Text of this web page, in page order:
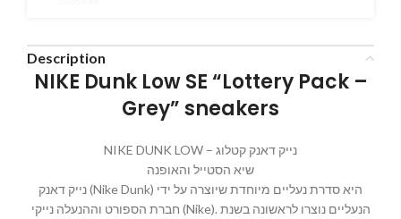
Description
NIKE Dunk Low SE “Lottery Pack –
Grey” sneakers
NIKE DUNK LOW – נייק דאנק קטלוג
שיא הסטייל והאופנה
נייק דאנק (Nike Dunk) היא סדרת נעליים מיוחדת שיוצרה על ידי
חברת הספורט וההנעלה נייקי (Nike). הנעליים נוצרו לראשונה בשנת